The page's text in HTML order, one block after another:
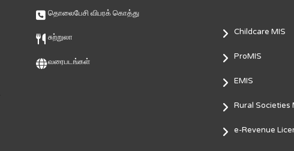
தொலைபேசி விபரக் கொத்து
சுற்றுலா
வரைபடங்கள்
Childcare MIS
ProMIS
EMIS
Rural Societies
e-Revenue